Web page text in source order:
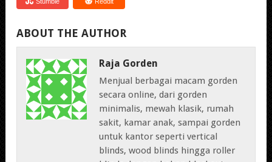
ABOUT THE AUTHOR
Raja Gorden
Menjual berbagai macam gorden
secara online, dari gorden
minimalis, mewah klasik, rumah
sakit, kamar anak, sampai gorden
untuk kantor seperti vertical
blinds, wood blinds hingga roller